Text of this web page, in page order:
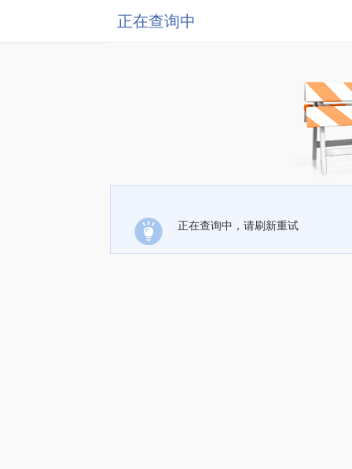
正在查询中
正在查询中，请刷新重试